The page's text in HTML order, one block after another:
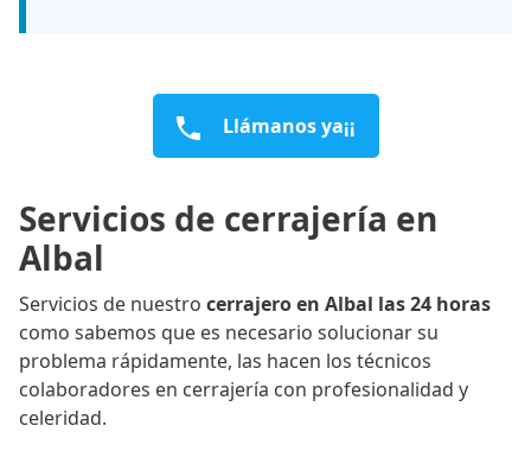
Llámanos ya¡¡
Servicios de cerrajería en
Albal
Servicios de nuestro cerrajero en Albal las 24 horas
como sabemos que es necesario solucionar su
problema rápidamente, las hacen los técnicos
colaboradores en cerrajería con profesionalidad y
celeridad.